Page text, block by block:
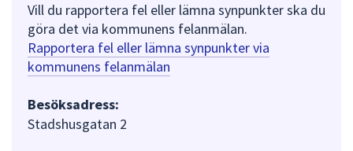
Vill du rapportera fel eller lämna synpunkter ska du
göra det via kommunens felanmälan.
Rapportera fel eller lämna synpunkter via
kommunens felanmälan
Besöksadress:
Stadshusgatan 2